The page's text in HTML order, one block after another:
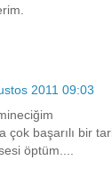
2011 09:03
çok başarılı bir
öptüm....